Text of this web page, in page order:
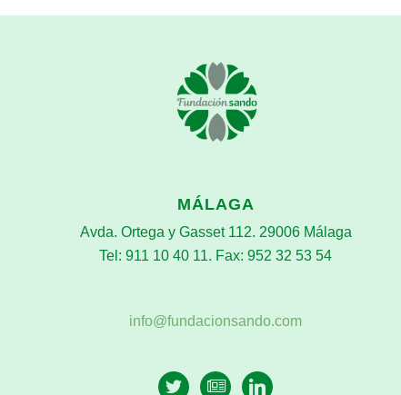
MÁLAGA
Avda. Ortega y Gasset 112. 29006 Málaga
Tel: 911 10 40 11. Fax: 952 32 53 54
info@fundacionsando.com
twitter newspaper-
linkedin